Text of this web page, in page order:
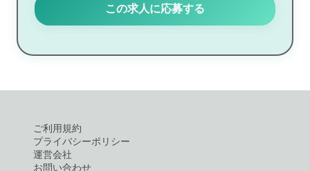
この求人に応募する
ご利用規約
プライバシーポリシー
運営会社
お問い合わせ